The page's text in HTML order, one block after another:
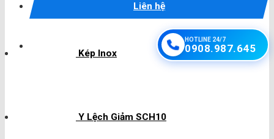
Liên hệ
HOTLINE 24/7
0908.987.645
Kép Inox
Y Lệch Giảm SCH10